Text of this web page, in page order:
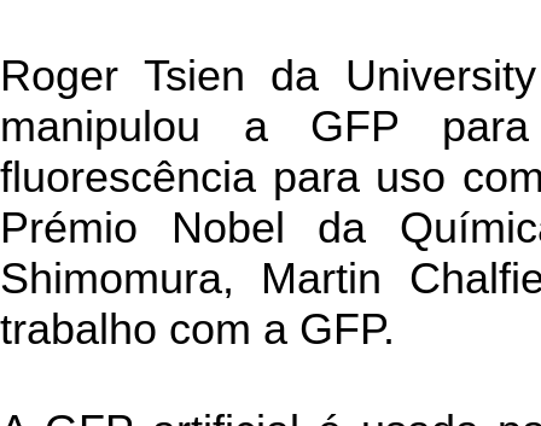
Roger Tsien da
manipulou a GFP
fluorescência para uso
Prémio Nobel da
Shimomura, Martin
trabalho com a GFP.